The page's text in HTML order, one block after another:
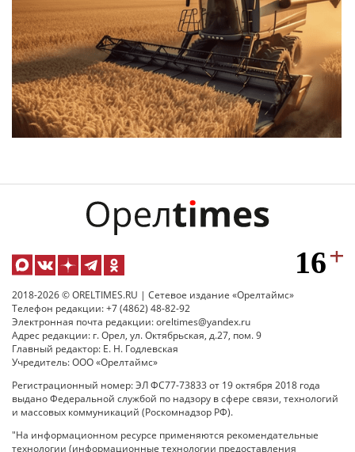
2018-2026 © ORELTIMES.RU | Сетевое издание «Орелтаймс»
Телефон редакции: +7 (4862) 48-82-92
Электронная почта редакции: oreltimes@yandex.ru
Адрес редакции: г. Орел, ул. Октябрьская, д.27, пом. 9
Главный редактор: Е. Н. Годлевская
Учредитель: ООО «Орелтаймс»
Регистрационный номер: ЭЛ ФС77-73833 от 19 октября 2018 года
выдано Федеральной службой по надзору в сфере связи, технологий
и массовых коммуникаций (Роскомнадзор РФ).
"На информационном ресурсе применяются рекомендательные
технологии (информационные технологии предоставления